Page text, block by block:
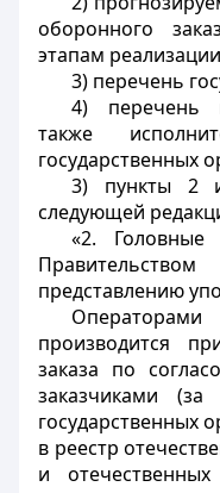
оборонного
этапам
3) перечень
4) перечень
также
государственных
3) пункты 2
следующей
«2. Головные
представлению
производится
заказа по
заказчиками (за
государственных
в реестр
и